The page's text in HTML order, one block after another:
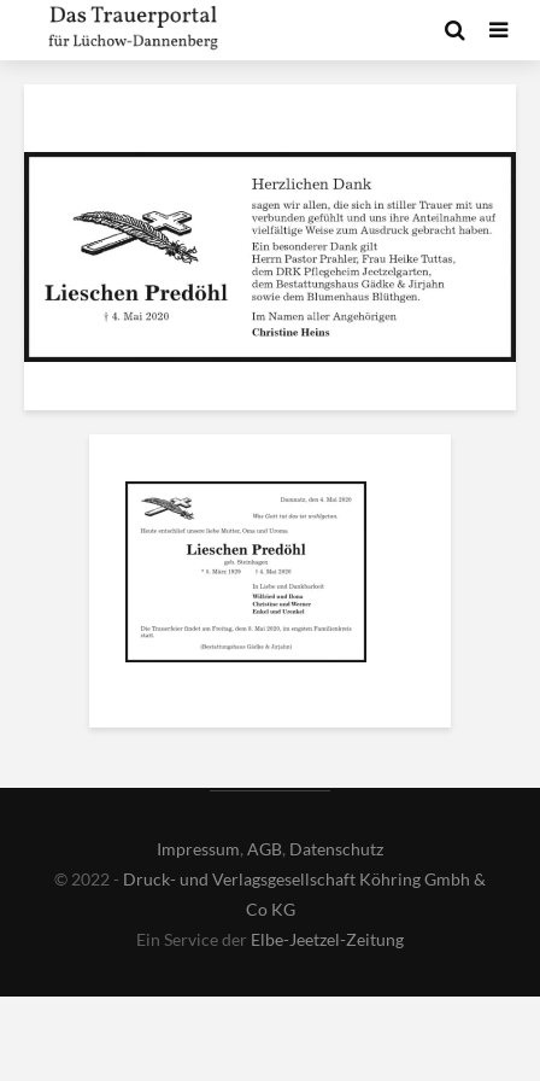
Impressum, AGB, Datenschutz
© 2022 - Druck- und Verlagsgesellschaft Köhring Gmbh &
Co KG
Ein Service der Elbe-Jeetzel-Zeitung